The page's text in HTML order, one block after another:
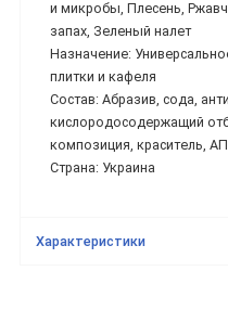
и микробы, Плесень,
запах, Зеленый налет
Назначение:
плитки и кафеля
Состав: Абразив, сода,
кислородосодержащий
композиция, краситель,
Страна: Украина
Характеристики